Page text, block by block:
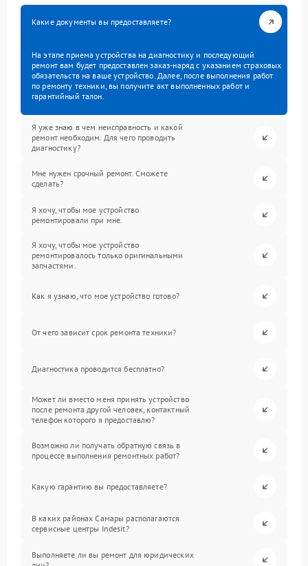
Какие документы вы предоставляете?
На этапе приема устройства на диагностику и последующий
ремонт вам будет предоставлен заказ-наряд с указанием страховых
обязательств на ваше устройство. Далее, после выполнения работ
по ремонту техники, вы получите акт выполненных работ и
гарантийный талон.
Я уже знаю в чем неисправность и какой
ремонт необходим. Для чего проводить
диагностику?
Мне нужен срочный ремонт. Сможете
сделать?
Я хочу, чтобы мое устройство
ремонтировали при мне.
Я хочу, чтобы мое устройство
ремонтировалось только оригинальными
запчастями.
Как я узнаю, что мое устройство готово?
От чего зависит срок ремонта техники?
Диагностика проводится бесплатно?
Может ли вместо меня принять устройство
после ремонта другой человек, контактный
телефон которого я предоставлю?
Возможно ли получать обратную связь в
процессе выполнения ремонтных работ?
Какую гарантию вы предоставляете?
В каких районах Самары располагаются
сервисные центры Indesit?
Выполняете ли вы ремонт для юридических